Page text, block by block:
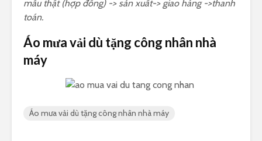
mẫu thật (hợp đồng) -> sản xuất-> giao hàng ->thanh
toán.
Áo mưa vải dù tặng công nhân nhà
máy
Áo mưa vải dù tặng công nhân nhà máy